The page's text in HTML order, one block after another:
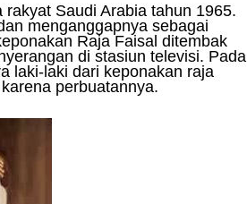
Saudi Arabia tahun 1965.
menganggapnya sebagai
Raja Faisal ditembak
di stasiun televisi. Pada
laki-laki dari keponakan raja
perbuatannya.